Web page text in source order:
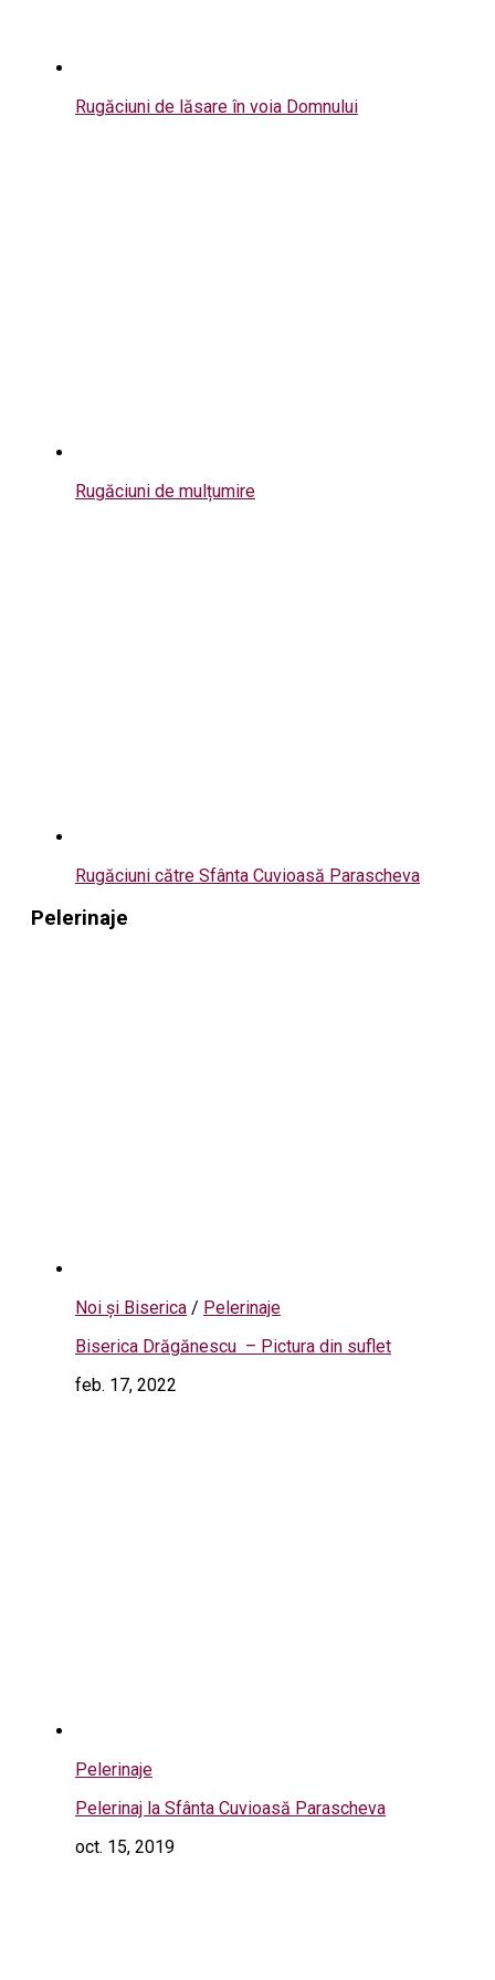
Rugăciuni de lăsare în voia Domnului
Rugăciuni de mulțumire
Rugăciuni către Sfânta Cuvioasă Parascheva
Pelerinaje
Noi și Biserica / Pelerinaje
Biserica Drăgănescu – Pictura din suflet
feb. 17, 2022
Pelerinaje
Pelerinaj la Sfânta Cuvioasă Parascheva
oct. 15, 2019